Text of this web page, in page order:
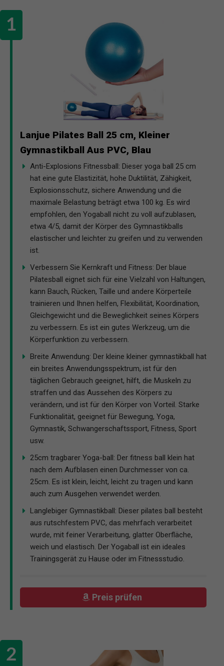
Lanjue Pilates Ball 25 cm, Kleiner
Gymnastikball Aus PVC, Blau
Anti-Explosions Fitnessball: Dieser yoga ball 25 cm
hat eine gute Elastizität, hohe Duktilität, Zähigkeit,
Explosionsschutz, sichere Anwendung und die
maximale Belastung beträgt etwa 100 kg. Es wird
empfohlen, den Yogaball nicht zu voll aufzublasen,
etwa 4/5, damit der Körper des Gymnastikballs
elastischer und leichter zu greifen und zu verwenden
ist.
Verbessern Sie Kernkraft und Fitness: Der blaue
Pilatesball eignet sich für eine Vielzahl von Haltungen,
kann Bauch, Rücken, Taille und andere Körperteile
trainieren und Ihnen helfen, Flexibilität, Koordination,
Gleichgewicht und die Beweglichkeit seines Körpers
zu verbessern. Es ist ein gutes Werkzeug, um die
Körperfunktion zu verbessern.
Breite Anwendung: Der kleine kleiner gymnastikball hat
ein breites Anwendungsspektrum, ist für den
täglichen Gebrauch geeignet, hilft, die Muskeln zu
straffen und das Aussehen des Körpers zu
verändern, und ist für den Körper von Vorteil. Starke
Funktionalität, geeignet für Bewegung, Yoga,
Gymnastik, Schwangerschaftssport, Fitness, Sport
usw.
25cm tragbarer Yoga-ball: Der fitness ball klein hat
nach dem Aufblasen einen Durchmesser von ca.
25cm. Es ist klein, leicht, leicht zu tragen und kann
auch zum Ausgehen verwendet werden.
Langlebiger Gymnastikball: Dieser pilates ball besteht
aus rutschfestem PVC, das mehrfach verarbeitet
wurde, mit feiner Verarbeitung, glatter Oberfläche,
weich und elastisch. Der Yogaball ist ein ideales
Trainingsgerät zu Hause oder im Fitnessstudio.
Preis prüfen